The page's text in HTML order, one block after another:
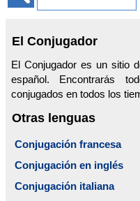
El Conjugador
El Conjugador es un sitio
español. Encontrarás
conjugados en todos los
Otras lenguas
Conjugación francesa
Conjugación en inglés
Conjugación italiana